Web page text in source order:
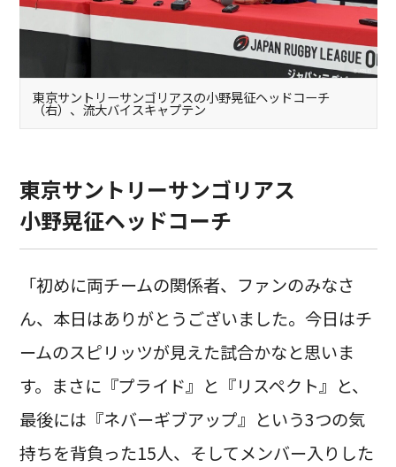
東京サントリーサンゴリアスの小野晃征ヘッドコーチ
（右）、流大バイスキャプテン
東京サントリーサンゴリアス
小野晃征ヘッドコーチ
「初めに両チームの関係者、ファンのみなさ
ん、本日はありがとうございました。今日はチ
ームのスピリッツが見えた試合かなと思いま
す。まさに『プライド』と『リスペクト』と、
最後には『ネバーギブアップ』という3つの気
持ちを背負った15人、そしてメンバー入りした